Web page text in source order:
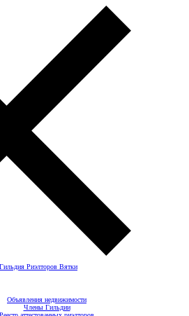
Объявления недвижимости
Члены Гильдии